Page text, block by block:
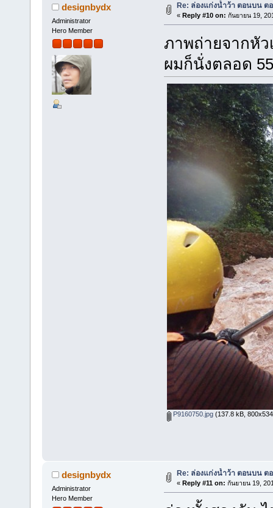
designbydx
Administrator
Hero Member
Re: ล่องแก่งน้ำว้า ตอนบน ต
« Reply #10 on: กันยายน 19,
ภาพถ่ายจากหัว
ผมก็นั่งตลอด
P9160750.jpg(137.8 kB,
designbydx
Administrator
Hero Member
Re: ล่องแก่งน้ำว้า ตอนบน ต
« Reply #11 on: กันยายน 19,